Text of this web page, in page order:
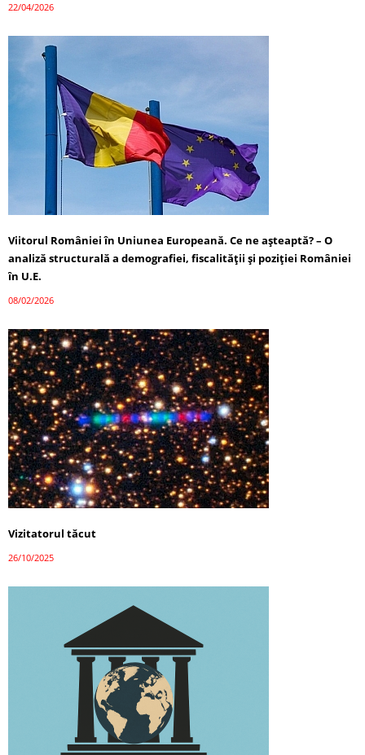
22/04/2026
Viitorul României în Uniunea Europeană. Ce ne așteaptă? – O
analiză structurală a demografiei, fiscalității și poziției României
în U.E.
08/02/2026
Vizitatorul tăcut
26/10/2025